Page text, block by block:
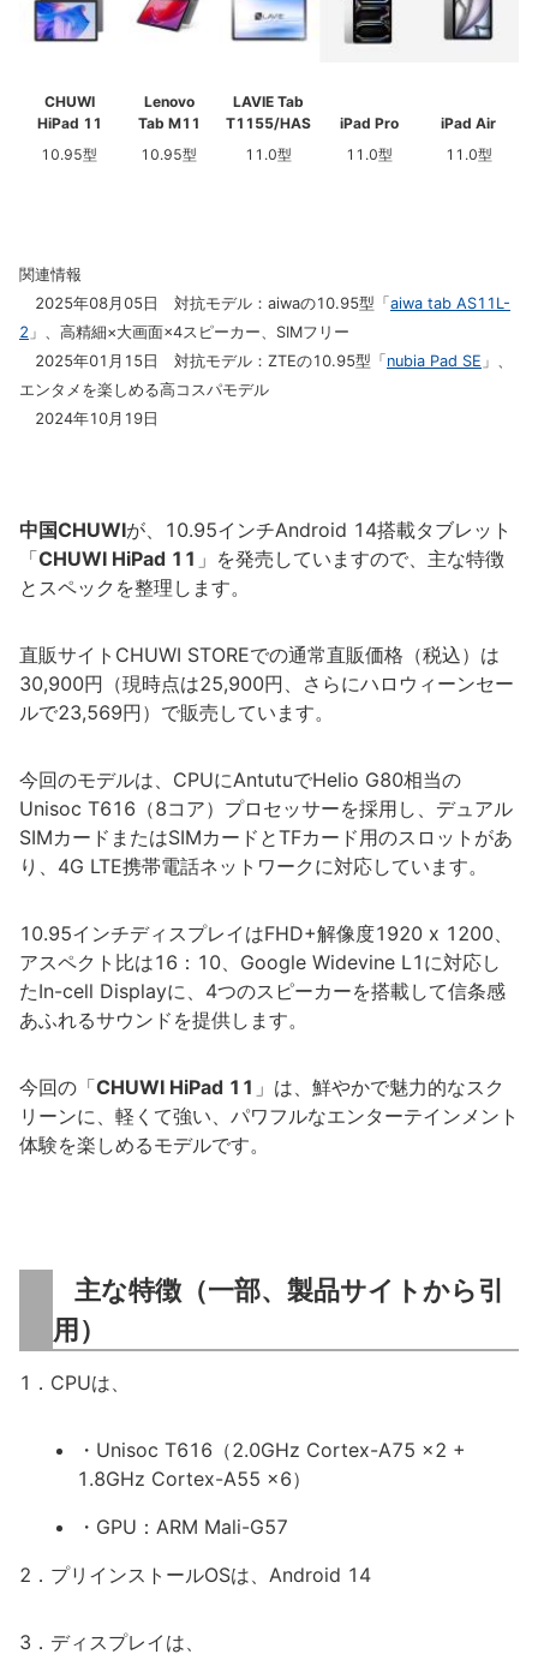
CHUWI
HiPad 11
10.95型
Lenovo
Tab M11
10.95型
LAVIE Tab
T1155/HAS
11.0型
iPad Pro
11.0型
iPad Air
11.0型
関連情報
2025年08月05日 対抗モデル：aiwaの10.95型「 aiwa tab AS11L-
2 」、高精細×大画面×4スピーカー、SIMフリー
2025年01月15日 対抗モデル：ZTEの10.95型「 nubia Pad SE 」、
エンタメを楽しめる高コスパモデル
2024年10月19日
中国CHUWIが、10.95インチAndroid 14搭載タブレット
「CHUWI HiPad 11 」を発売していますので、主な特徴
とスペックを整理します。
直販サイトCHUWI STOREでの通常直販価格（税込）は
30,900円（現時点は25,900円、さらにハロウィーンセー
ルで23,569円）で販売しています。
今回のモデルは、CPUにAntutuでHelio G80相当の
Unisoc T616（8コア）プロセッサーを採用し、デュアル
SIMカードまたはSIMカードとTFカード用のスロットがあ
り、4G LTE携帯電話ネットワークに対応しています。
10.95インチディスプレイはFHD+解像度1920 x 1200、
アスペクト比は16：10、Google Widevine L1に対応し
たIn-cell Displayに、4つのスピーカーを搭載して信条感
あふれるサウンドを提供します。
今回の「CHUWI HiPad 11 」は、鮮やかで魅力的なスク
リーンに、軽くて強い、パワフルなエンターテインメント
体験を楽しめるモデルです。
主な特徴（一部、製品サイトから引
用）
1．CPUは、
・Unisoc T616（2.0GHz Cortex-A75 x2 +
1.8GHz Cortex-A55 x6）
・GPU：ARM Mali-G57
2．プリインストールOSは、Android 14
3．ディスプレイは、